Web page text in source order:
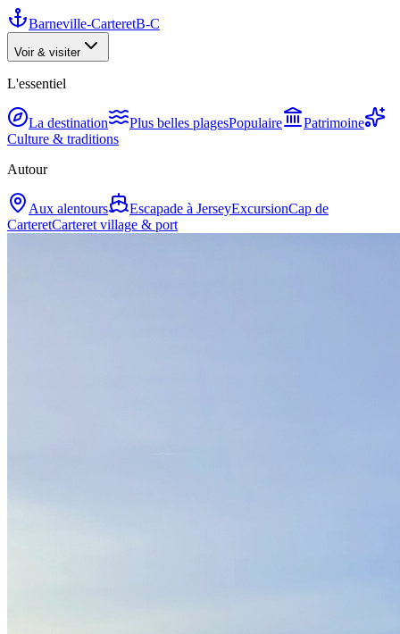
Barneville-CarteretB-C
Voir & visiter
L'essentiel
La destination Plus belles plagesPopulaire
Patrimoine
Culture & traditions
Autour
Aux alentours Escapade à JerseyExcursionCap de
CarteretCarteret village & port